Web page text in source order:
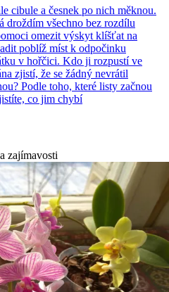
cibule a česnek po nich měknou.
droždím všechno bez rozdílu
omezit výskyt klíšťat na
poblíž míst k odpočinku
v hořčici. Kdo ji rozpustí ve
zjistí, že se žádný nevrátil
Podle toho, které listy začnou
co jim chybí
zajímavosti